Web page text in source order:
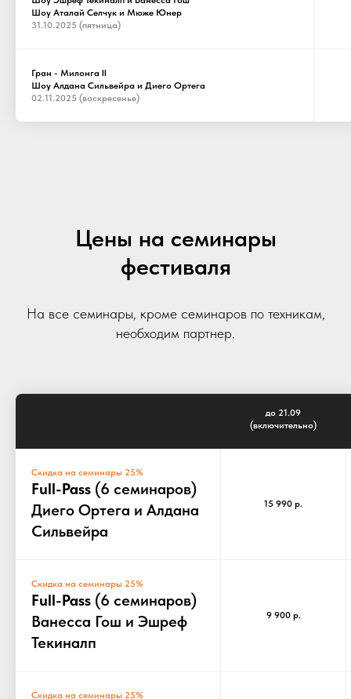
Шоу Аталай Селчук и Мюже Юнер
31.10.2025 (пятница)
Гран - Милонга II
Шоу Алдана Сильвейра и Диего Ортега
02.11.2025 (воскресенье)
Цены на семинары
фестиваля
На все семинары, кроме семинаров по техникам,
необходим партнер.
до 21.09
(включительно)
Скидка на семинары 25%
Full-Pass (6 семинаров)
Диего Ортега и Алдана
Сильвейра
15 990 р.
Скидка на семинары 25%
Full-Pass (6 семинаров)
Ванесса Гош и Эшреф
Текиналп
9 900 р.
Скидка на семинары 25%